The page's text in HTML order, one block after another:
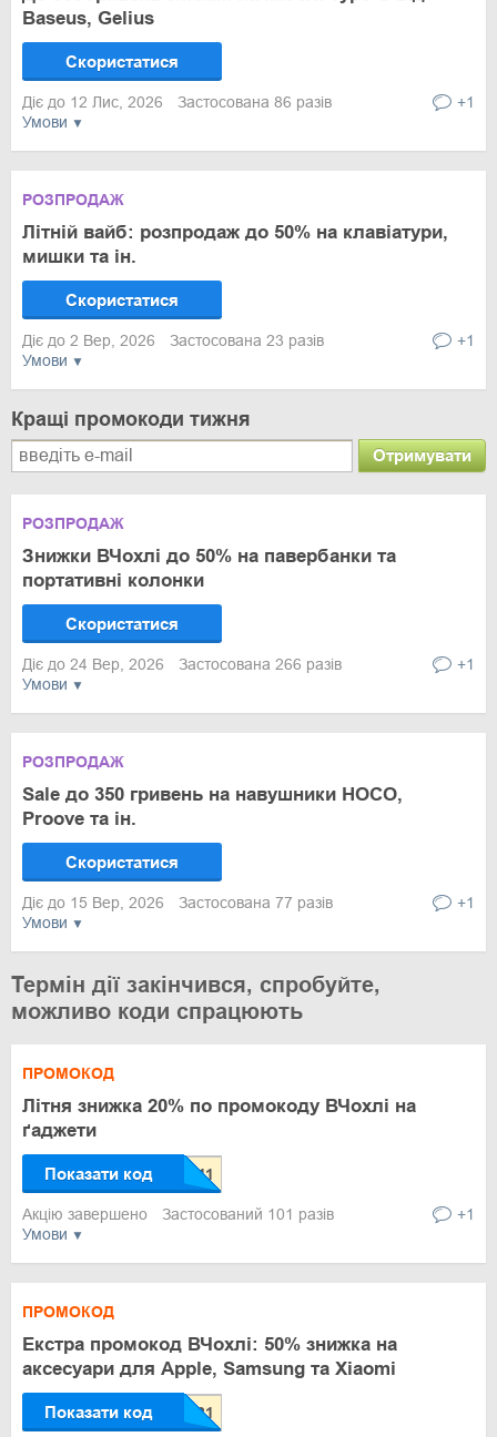
Умови
Baseus, Gelius
Скористатися
Діє до 12 Лис, 2026 Застосована 86 разів +1
Умови
РОЗПРОДАЖ
Літній вайб: розпродаж до 50% на клавіатури,
мишки та ін.
Скористатися
Діє до 2 Вер, 2026 Застосована 23 разів +1
Кращі промокоди тижня
Отримувати
Умови
РОЗПРОДАЖ
Знижки ВЧохлі до 50% на павербанки та
портативні колонки
Скористатися
Діє до 24 Вер, 2026 Застосована 266 разів +1
Умови
РОЗПРОДАЖ
Sale до 350 гривень на навушники HOCO,
Proove та ін.
Скористатися
Діє до 15 Вер, 2026 Застосована 77 разів +1
Термін дії закінчився, спробуйте,
можливо коди спрацюють
Умови
ПРОМОКОД
Літня знижка 20% по промокоду ВЧохлі на
ґаджети
Показати код
Акцію завершено Застосований 101 разів +1
ПРОМОКОД
Екстра промокод ВЧохлі: 50% знижка на
аксесуари для Apple, Samsung та Xiaomi
Показати код